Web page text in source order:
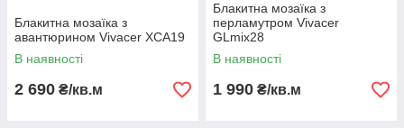
Блакитна мозаїка з
авантюрином Vivacer XCA19
В наявності
2 690 ₴/кв.м
Блакитна мозаїка з
перламутром Vivacer
GLmix28
В наявності
1 990 ₴/кв.м